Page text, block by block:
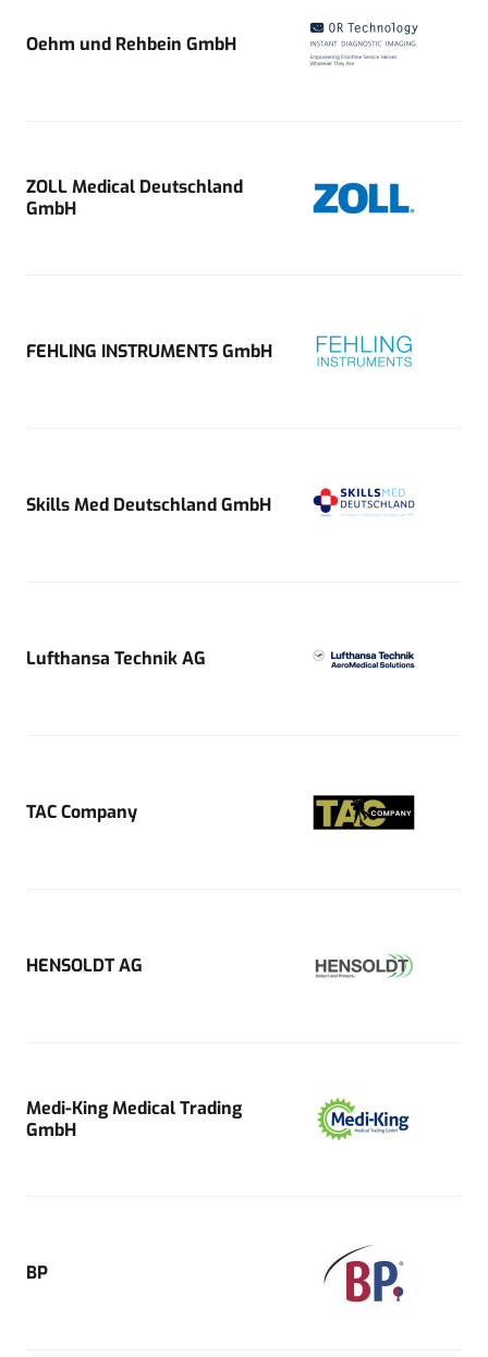
Oehm und Rehbein GmbH
ZOLL Medical Deutschland
GmbH
FEHLING INSTRUMENTS GmbH
Skills Med Deutschland GmbH
Lufthansa Technik AG
TAC Company
HENSOLDT AG
Medi-King Medical Trading
GmbH
BP